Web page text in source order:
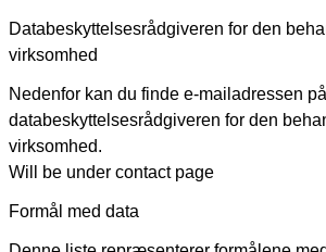
Databeskyttelsesrådgiveren for den
virksomhed
Nedenfor kan du finde e-mailadressen på
databeskyttelsesrådgiveren for den
virksomhed.
Will be under contact page
Formål med data